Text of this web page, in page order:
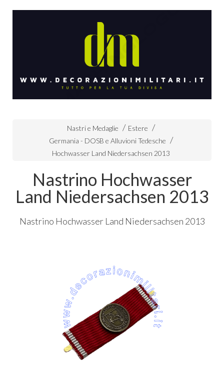
Nastri e Medaglie
Estere
Germania - DOSB e Alluvioni Tedesche
Hochwasser Land Niedersachsen 2013
Nastrino Hochwasser
Land Niedersachsen 2013
Nastrino Hochwasser Land Niedersachsen 2013